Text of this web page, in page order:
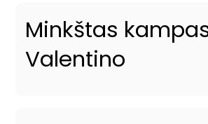
Minkštas
Valentino